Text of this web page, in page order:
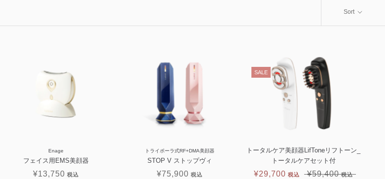
Sort
Enage
フェイス用EMS美顔器
¥13,750
トライポーラ式RF+DMA美顔器
STOP V ストップヴィ
¥75,900
SALE
トータルケア美顔器LifToneリフトーン_
トータルケアセット付
¥29,700 ¥59,400